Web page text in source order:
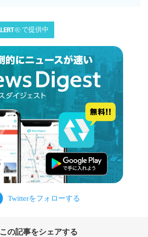
で提供中
この記事をシェアする